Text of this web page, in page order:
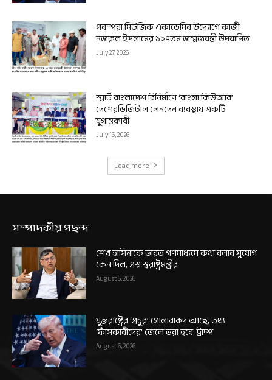
পরম্পরা মিউজিক একাডেমির উদ্যোগে কাজী
নজরুল ইসলামের ১২৭তম জন্মজয়ন্তী উদযাপিত
July 27, 2026
স্মার্ট বাংলাদেশ বিনির্মাণে ‘বাংলা কিউআর’
দেশেরডিজিটাল লেনদেন ব্যবস্থায় একটি
যুগান্তকারী
July 16, 2026
Load more
সম্পাদকীয় পছন্দ
শেখ হাসিনাকে ভারত গণমাধ্যমে কথা বলার সুযোগ
কেন দিল, প্রশ্ন স্বরাষ্ট্রমন্ত্রীর
August 6, 2026
যুক্তরাষ্ট্রের ‘প্রচুর’ গোলাবারুদ আছে, তথ্য
‘ফাঁসকারীদের’ জেলে ভরা হবে: ট্রাম্প
August 6, 2026